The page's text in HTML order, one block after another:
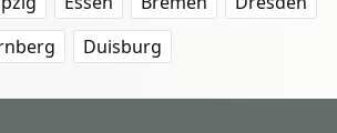
Duisburg